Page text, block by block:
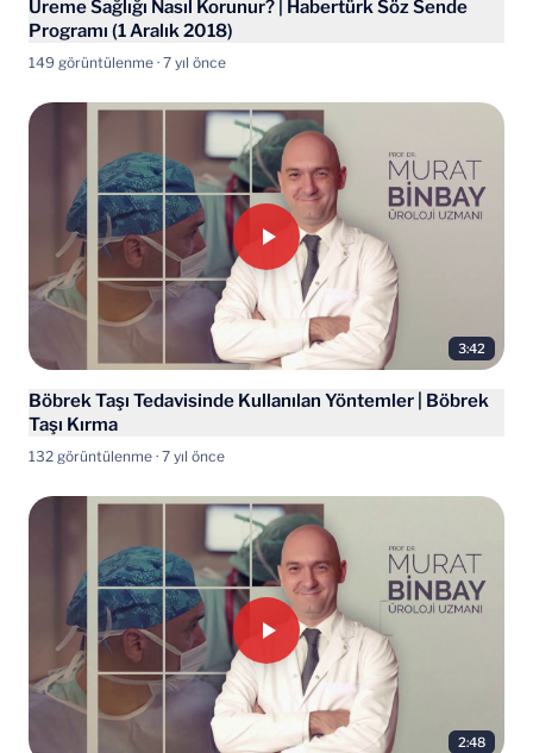
Üreme Sağlığı Nasıl Korunur? | Habertürk Söz Sende
Programı (1 Aralık 2018)
149 görüntülenme · 7 yıl önce
3:42
Böbrek Taşı Tedavisinde Kullanılan Yöntemler | Böbrek
Taşı Kırma
132 görüntülenme · 7 yıl önce
2:48